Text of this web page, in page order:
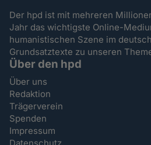
Der hpd ist mit mehreren
Jahr das wichtigste Online-
humanistischen Szene im
Grundsatztexte zu unseren
Über den hpd
Über uns
Redaktion
Trägerverein
Spenden
Impressum